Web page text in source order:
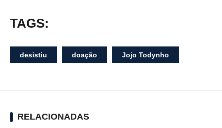
TAGS:
desistiu doação Jojo Todynho
RELACIONADAS